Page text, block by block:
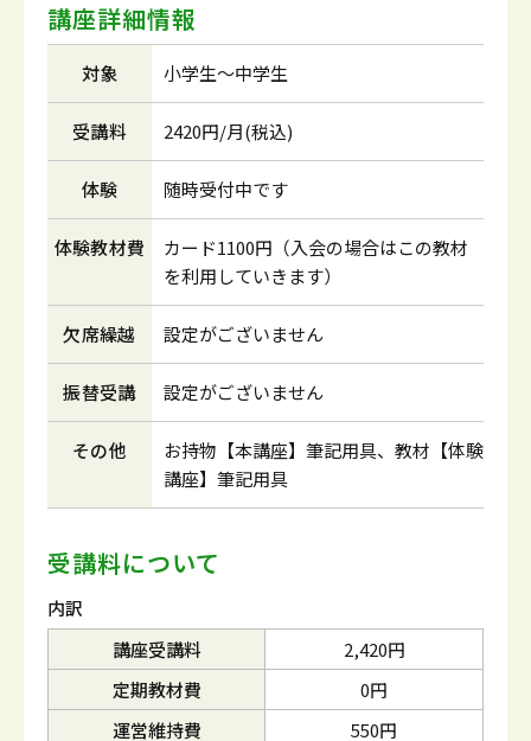
講座詳細情報
対象 小学生～中学生
受講料 2420円/月(税込)
体験 随時受付中です
体験教材費
カード1100円（入会の場合はこの教材
を利用していきます）
欠席繰越 設定がございません
振替受講 設定がございません
その他
お持物【本講座】筆記用具、教材【体験
講座】筆記用具
受講料について
内訳
講座受講料
2,420円
定期教材費
0円
運営維持費
550円